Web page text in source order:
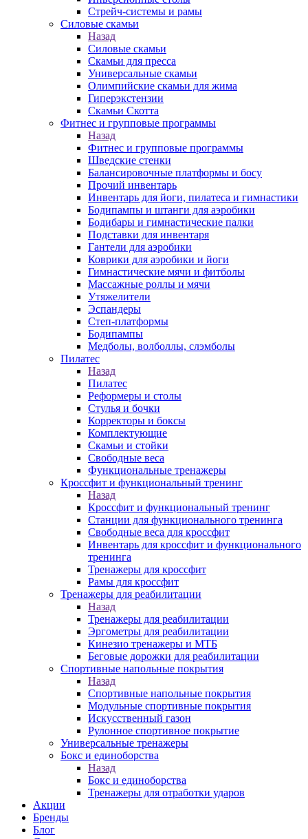
Стрейч-системы и рамы
Силовые скамьи
Назад
Силовые скамьи
Скамьи для пресса
Универсальные скамьи
Олимпийские скамьи для жима
Гиперэкстензии
Скамьи Скотта
Фитнес и групповые программы
Назад
Фитнес и групповые программы
Шведские стенки
Балансировочные платформы и босу
Прочий инвентарь
Инвентарь для йоги, пилатеса и гимнастики
Бодипампы и штанги для аэробики
Бодибары и гимнастические палки
Подставки для инвентаря
Гантели для аэробики
Коврики для аэробики и йоги
Гимнастические мячи и фитболы
Массажные роллы и мячи
Утяжелители
Эспандеры
Степ-платформы
Бодипампы
Медболы, волболлы, слэмболы
Пилатес
Назад
Пилатес
Реформеры и столы
Стулья и бочки
Корректоры и боксы
Комплектующие
Скамьи и стойки
Свободные веса
Функциональные тренажеры
Кроссфит и функциональный тренинг
Назад
Кроссфит и функциональный тренинг
Станции для функционального тренинга
Свободные веса для кроссфит
Инвентарь для кроссфит и функционального
тренинга
Тренажеры для кроссфит
Рамы для кроссфит
Тренажеры для реабилитации
Назад
Тренажеры для реабилитации
Эргометры для реабилитации
Кинезио тренажеры и МТБ
Беговые дорожки для реабилитации
Спортивные напольные покрытия
Назад
Спортивные напольные покрытия
Модульные спортивные покрытия
Искусственный газон
Рулонное спортивное покрытие
Универсальные тренажеры
Бокс и единоборства
Назад
Бокс и единоборства
Тренажеры для отработки ударов
Акции
Бренды
Блог